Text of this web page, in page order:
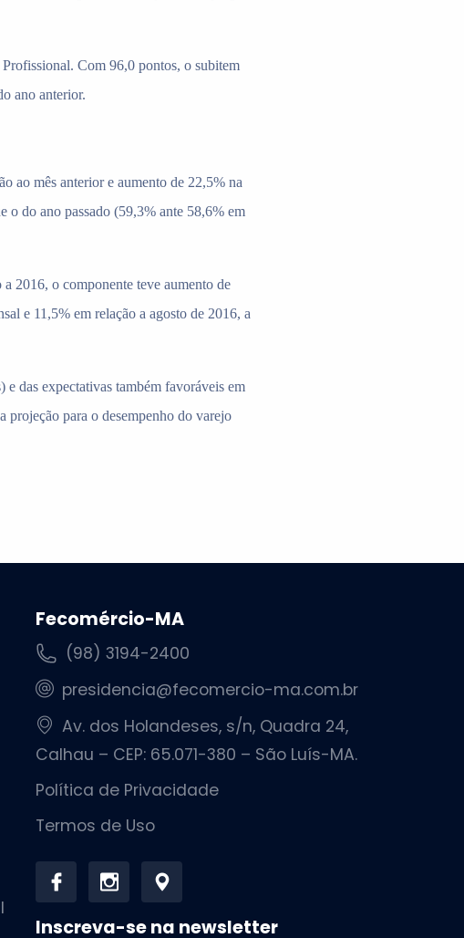
Com 96,0 pontos, o subitem
ano anterior.
ao mês anterior e aumento de 22,5% na
o do ano passado (59,3% ante 58,6% em
2016, o componente teve aumento de
e 11,5% em relação a agosto de 2016, a
das expectativas também favoráveis em
projeção para o desempenho do varejo
Fecomércio-MA
(98) 3194-2400
presidencia@fecomercio-ma.com.br
Av. dos Holandeses, s/n, Quadra 24,
Calhau – CEP: 65.071-380 – São Luís-MA.
Política de Privacidade
Termos de Uso
Inscreva-se na newsletter